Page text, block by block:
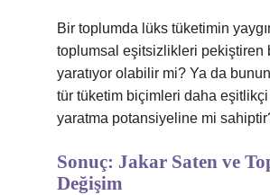
Bir toplumda lüks tüketimin
toplumsal eşitsizlikleri pekiştiren
yaratıyor olabilir mi? Ya da
tür tüketim biçimleri daha
yaratma potansiyeline mi
Sonuç: Jakar Saten ve
Değişim